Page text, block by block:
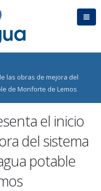
las obras de mejora del
de Monforte de Lemos
el inicio
del sistema
potable